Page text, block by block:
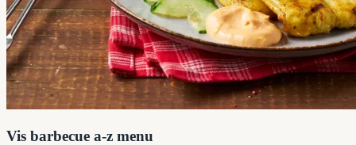
Vis barbecue a-z menu